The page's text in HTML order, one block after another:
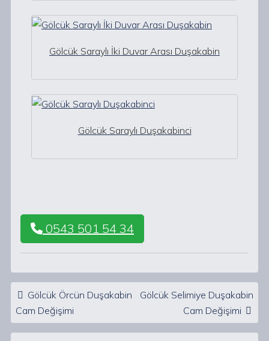
Gölcük Saraylı İki Duvar Arası Duşakabin
Gölcük Saraylı Duşakabinci
0543 501 54 34
Post navigation
Gölcük Örcün Duşakabin
Cam Değişimi
Gölcük Selimiye Duşakabin
Cam Değişimi